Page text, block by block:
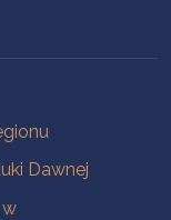
Dawnej